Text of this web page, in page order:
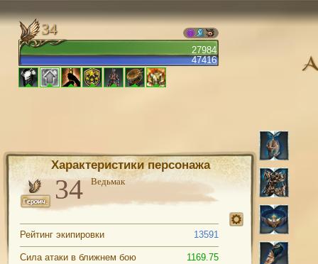
27984
47416
34
Характеристики персонажа
Ведьмак
Рейтинг экипировки 13591
Сила атаки в ближнем бою
1169.75